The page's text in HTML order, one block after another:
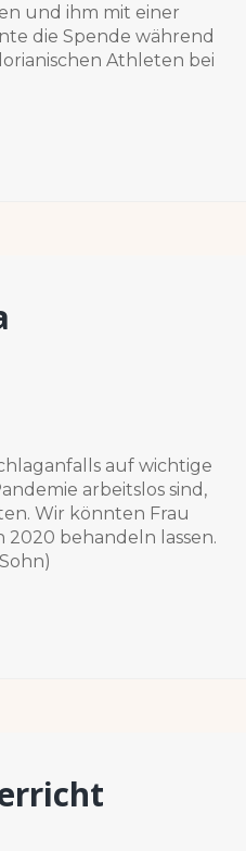
und ihm mit einer
die Spende während
Athleten bei
auf wichtige
arbeitslos sind,
Wir könnten Frau
behandeln lassen.